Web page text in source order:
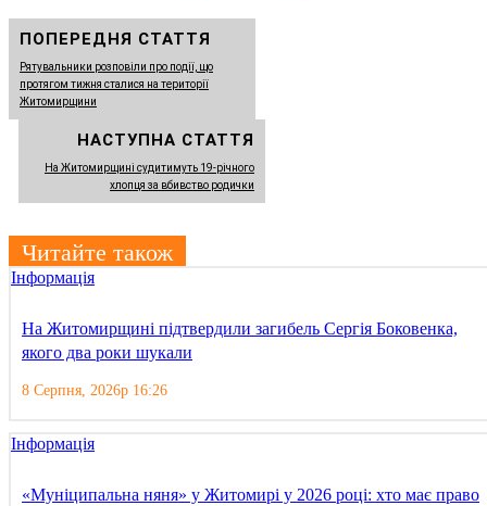
ПОПЕРЕДНЯ СТАТТЯ
Рятувальники розповіли про події, що
протягом тижня сталися на території
Житомирщини
НАСТУПНА СТАТТЯ
На Житомирщині судитимуть 19-річного
хлопця за вбивство родички
Читайте також
Інформація
На Житомирщині підтвердили загибель Сергія Боковенка,
якого два роки шукали
8 Серпня, 2026р 16:26
Інформація
«Муніципальна няня» у Житомирі у 2026 році: хто має право